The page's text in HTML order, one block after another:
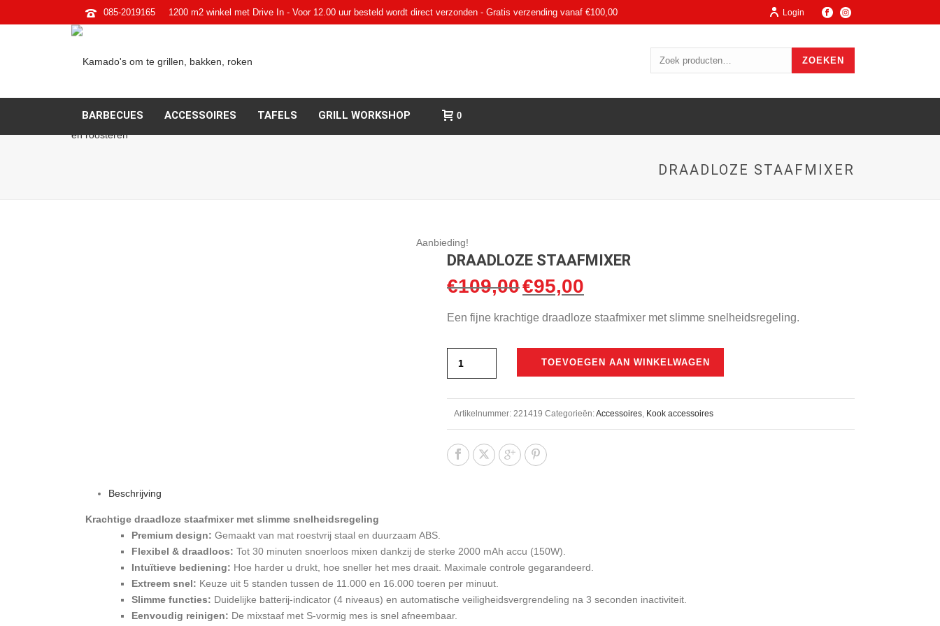
085-2019165 1200 m2 winkel met Drive In - Voor 12.00 uur besteld wordt direct verzonden - Gratis verzending vanaf €100,00 Login
ZOEKEN
BARBECUES ACCESSOIRES TAFELS GRILL WORKSHOP 0
DRAADLOZE STAAFMIXER
Aanbieding!
DRAADLOZE STAAFMIXER
€109,00 Oorspronkelijke
was:
€95,00
is:
Een fijne krachtige draadloze staafmixer met slimme snelheidsregeling.
TOEVOEGEN AAN WINKELWAGEN
Artikelnummer: 221419 Categorieën:Accessoires, Kook accessoires
Beschrijving
Krachtige draadloze staafmixer met slimme snelheidsregeling
Premium design: Gemaakt van mat roestvrij staal en duurzaam ABS.
Flexibel & draadloos: Tot 30 minuten snoerloos mixen dankzij de sterke 2000 mAh accu (150W).
Intuïtieve bediening: Hoe harder u drukt, hoe sneller het mes draait. Maximale controle gegarandeerd.
Extreem snel: Keuze uit 5 standen tussen de 11.000 en 16.000 toeren per minuut.
Slimme functies: Duidelijke batterij-indicator (4 niveaus) en automatische veiligheidsvergrendeling na 3 seconden inactiviteit.
Eenvoudig reinigen: De mixstaaf met S-vormig mes is snel afneembaar.